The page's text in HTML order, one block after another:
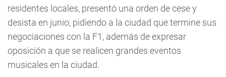
residentes locales, presentó una orden de cese y
desista en junio, pidiendo a la ciudad que termine sus
negociaciones con la F1, además de expresar
oposición a que se realicen grandes eventos
musicales en la ciudad.